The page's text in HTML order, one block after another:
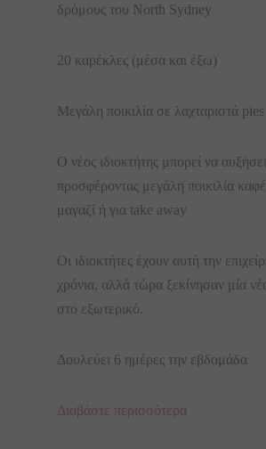
δρόμους του North Sydney
20 καρέκλες (μέσα και έξω)
Μεγάλη ποικιλία σε λαχταριστά pies
Ο νέος ιδιοκτήτης μπορεί να
προσφέροντας μεγάλη ποικιλία
μαγαζί ή για take away
Οι ιδιοκτήτες έχουν αυτή την
χρόνια, αλλά τώρα ξεκίνησαν μία
στο εξωτερικό.
Δουλεύει 6 ημέρες την εβδομάδα
Διαβάστε περισσότερα